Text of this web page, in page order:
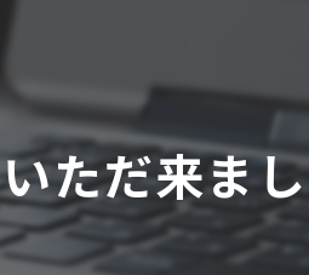
金
ブランド
時計
ただ来ま